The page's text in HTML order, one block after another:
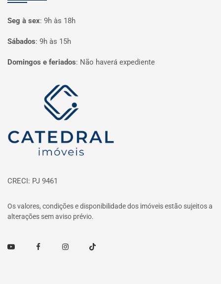
Seg à sex: 9h às 18h
Sábados: 9h às 15h
Domingos e feriados: Não haverá expediente
Página inicial
CRECI: PJ 9461
Os valores, condições e disponibilidade dos imóveis estão sujeitos a
alterações sem aviso prévio.
Youtube FacebookInstagramTikTok